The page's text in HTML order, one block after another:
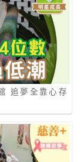
追夢全靠心存